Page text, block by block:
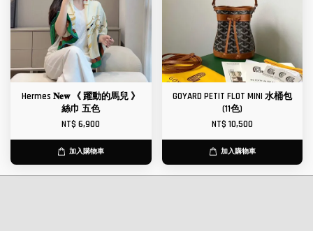
Hermes 𝐍𝐞𝐰 《 躍動的馬兒 》
絲巾 五色
NT$ 6,900
加入購物車
GOYARD PETIT FLOT MINI 水桶包
(11色)
NT$ 10,500
加入購物車